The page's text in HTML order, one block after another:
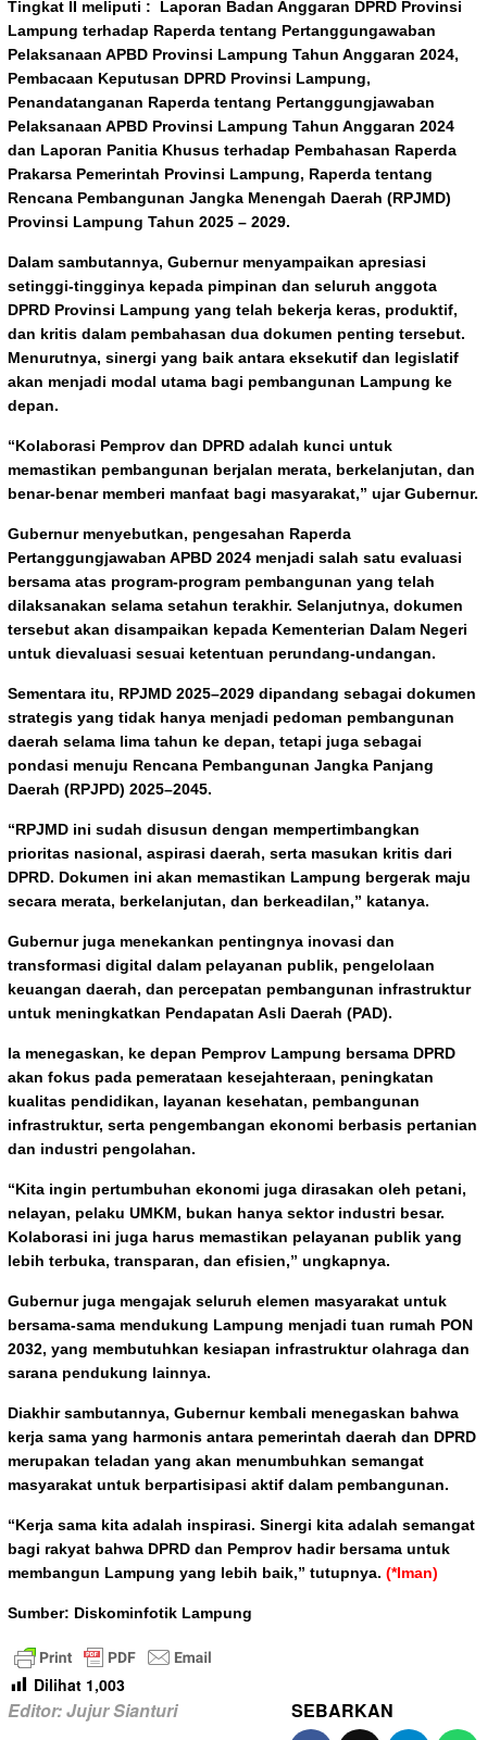
Tingkat II meliputi : Laporan Badan Anggaran DPRD Provinsi
Lampung terhadap Raperda tentang Pertanggungawaban
Pelaksanaan APBD Provinsi Lampung Tahun Anggaran 2024,
Pembacaan Keputusan DPRD Provinsi Lampung,
Penandatanganan Raperda tentang Pertanggungjawaban
Pelaksanaan APBD Provinsi Lampung Tahun Anggaran 2024
dan Laporan Panitia Khusus terhadap Pembahasan Raperda
Prakarsa Pemerintah Provinsi Lampung, Raperda tentang
Rencana Pembangunan Jangka Menengah Daerah (RPJMD)
Provinsi Lampung Tahun 2025 – 2029.
Dalam sambutannya, Gubernur menyampaikan apresiasi
setinggi-tingginya kepada pimpinan dan seluruh anggota
DPRD Provinsi Lampung yang telah bekerja keras, produktif,
dan kritis dalam pembahasan dua dokumen penting tersebut.
Menurutnya, sinergi yang baik antara eksekutif dan legislatif
akan menjadi modal utama bagi pembangunan Lampung ke
depan.
“Kolaborasi Pemprov dan DPRD adalah kunci untuk
memastikan pembangunan berjalan merata, berkelanjutan, dan
benar-benar memberi manfaat bagi masyarakat,” ujar Gubernur.
Gubernur menyebutkan, pengesahan Raperda
Pertanggungjawaban APBD 2024 menjadi salah satu evaluasi
bersama atas program-program pembangunan yang telah
dilaksanakan selama setahun terakhir. Selanjutnya, dokumen
tersebut akan disampaikan kepada Kementerian Dalam Negeri
untuk dievaluasi sesuai ketentuan perundang-undangan.
Sementara itu, RPJMD 2025–2029 dipandang sebagai dokumen
strategis yang tidak hanya menjadi pedoman pembangunan
daerah selama lima tahun ke depan, tetapi juga sebagai
pondasi menuju Rencana Pembangunan Jangka Panjang
Daerah (RPJPD) 2025–2045.
“RPJMD ini sudah disusun dengan mempertimbangkan
prioritas nasional, aspirasi daerah, serta masukan kritis dari
DPRD. Dokumen ini akan memastikan Lampung bergerak maju
secara merata, berkelanjutan, dan berkeadilan,” katanya.
Gubernur juga menekankan pentingnya inovasi dan
transformasi digital dalam pelayanan publik, pengelolaan
keuangan daerah, dan percepatan pembangunan infrastruktur
untuk meningkatkan Pendapatan Asli Daerah (PAD).
Ia menegaskan, ke depan Pemprov Lampung bersama DPRD
akan fokus pada pemerataan kesejahteraan, peningkatan
kualitas pendidikan, layanan kesehatan, pembangunan
infrastruktur, serta pengembangan ekonomi berbasis pertanian
dan industri pengolahan.
“Kita ingin pertumbuhan ekonomi juga dirasakan oleh petani,
nelayan, pelaku UMKM, bukan hanya sektor industri besar.
Kolaborasi ini juga harus memastikan pelayanan publik yang
lebih terbuka, transparan, dan efisien,” ungkapnya.
Gubernur juga mengajak seluruh elemen masyarakat untuk
bersama-sama mendukung Lampung menjadi tuan rumah PON
2032, yang membutuhkan kesiapan infrastruktur olahraga dan
sarana pendukung lainnya.
Diakhir sambutannya, Gubernur kembali menegaskan bahwa
kerja sama yang harmonis antara pemerintah daerah dan DPRD
merupakan teladan yang akan menumbuhkan semangat
masyarakat untuk berpartisipasi aktif dalam pembangunan.
“Kerja sama kita adalah inspirasi. Sinergi kita adalah semangat
bagi rakyat bahwa DPRD dan Pemprov hadir bersama untuk
membangun Lampung yang lebih baik,” tutupnya. (*Iman)
Sumber: Diskominfotik Lampung
Dilihat 1,003
Editor: Jujur Sianturi SEBARKAN